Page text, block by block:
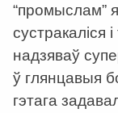
“промыслам”
сустракаліся
надзяваў
ў глянцавыя
гэтага